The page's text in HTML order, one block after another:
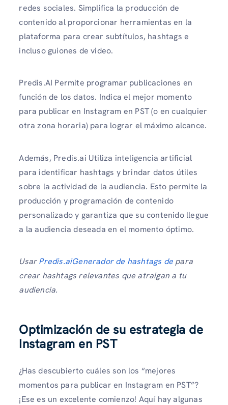
redes sociales. Simplifica la producción de
contenido al proporcionar herramientas en la
plataforma para crear subtítulos, hashtags e
incluso guiones de video.
Predis.AI Permite programar publicaciones en
función de los datos. Indica el mejor momento
para publicar en Instagram en PST (o en cualquier
otra zona horaria) para lograr el máximo alcance.
Además, Predis.ai Utiliza inteligencia artificial
para identificar hashtags y brindar datos útiles
sobre la actividad de la audiencia. Esto permite la
producción y programación de contenido
personalizado y garantiza que su contenido llegue
a la audiencia deseada en el momento óptimo.
UsarPredis.aiGenerador de hashtags de para
crear hashtags relevantes que atraigan a tu
audiencia.
Optimización de su estrategia de
Instagram en PST
¿Has descubierto cuáles son los “mejores
momentos para publicar en Instagram en PST”?
¡Ese es un excelente comienzo! Aquí hay algunas